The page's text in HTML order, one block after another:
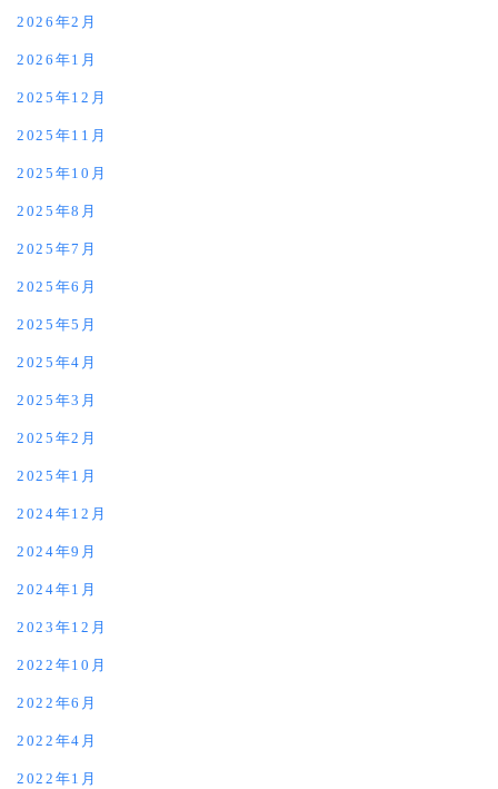
2026年2月
2026年1月
2025年12月
2025年11月
2025年10月
2025年8月
2025年7月
2025年6月
2025年5月
2025年4月
2025年3月
2025年2月
2025年1月
2024年12月
2024年9月
2024年1月
2023年12月
2022年10月
2022年6月
2022年4月
2022年1月